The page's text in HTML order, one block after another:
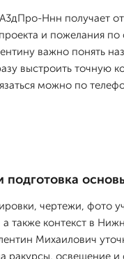
Ннн получает
и пожелания
важно понять
выстроить точную
можно по
подготовка
чертежи, фото
а также контекст в
Михаилович
ракурсы, освещение и